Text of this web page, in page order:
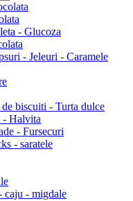
- Glucoza
- Jeleuri - Caramele
biscuiti - Turta dulce
- Halvita
- Fursecuri
- saratele
caju - migdale